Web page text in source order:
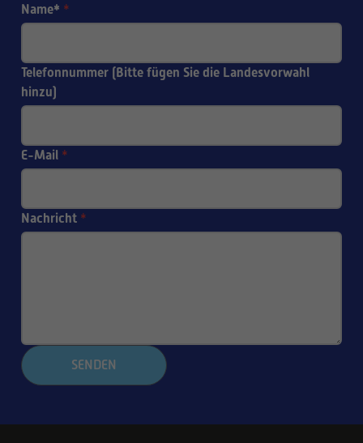
Name* *
Telefonnummer (Bitte fügen Sie die Landesvorwahl
hinzu)
E-Mail *
Nachricht *
SENDEN